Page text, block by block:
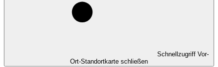
Schnellzugriff Vor-
Ort-Standortkarte schließen